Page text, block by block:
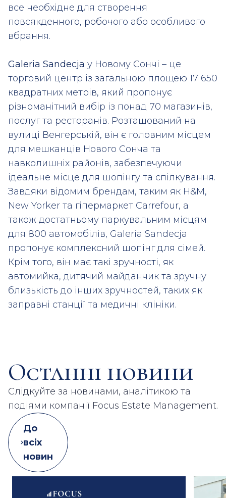
все необхідне для створення
повсякденного, робочого або особливого
вбрання.
Galeria Sandecja у Новому Сончі – це
торговий центр із загальною площею 17 650
квадратних метрів, який пропонує
різноманітний вибір із понад 70 магазинів,
послуг та ресторанів. Розташований на
вулиці Венгерській, він є головним місцем
для мешканців Нового Сонча та
навколишніх районів, забезпечуючи
ідеальне місце для шопінгу та спілкування.
Завдяки відомим брендам, таким як H&M,
New Yorker та гіпермаркет Carrefour, а
також достатньому паркувальним місцям
для 800 автомобілів, Galeria Sandecja
пропонує комплексний шопінг для сімей.
Крім того, він має такі зручності, як
автомийка, дитячий майданчик та зручну
близькість до інших зручностей, таких як
заправні станції та медичні клініки.
Останні новини
Слідкуйте за новинами, аналітикою та
подіями компанії Focus Estate Management.
До
всіх
новин